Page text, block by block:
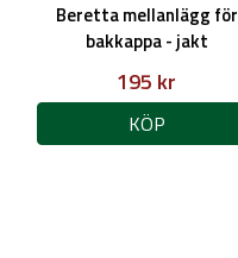
Beretta mellanlägg för
bakkappa - jakt
195 kr
KÖP